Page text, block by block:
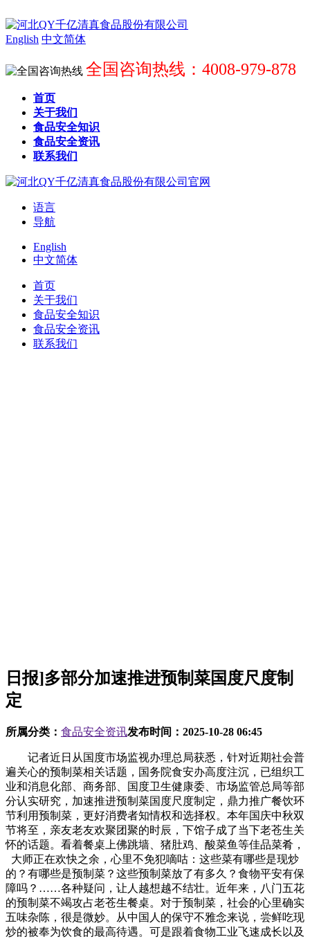
English 中文简体
全国咨询热线：4008-979-878
首页
关于我们
食品安全知识
食品安全资讯
联系我们
语言
导航
English
中文简体
首页
关于我们
食品安全知识
食品安全资讯
联系我们
日报]多部分加速推进预制菜国度尺度制
定
所属分类： 食品安全资讯发布时间： 2025-10-28 06:45
记者近日从国度市场监视办理总局获悉，针对近期社会普
遍关心的预制菜相关话题，国务院食安办高度注沉，已组织工
业和消息化部、商务部、国度卫生健康委、市场监管总局等部
分认实研究，加速推进预制菜国度尺度制定，鼎力推广餐饮环
节利用预制菜，更好消费者知情权和选择权。本年国庆中秋双
节将至，亲友老友欢聚团聚的时辰，下馆子成了当下老苍生关
怀的话题。看着餐桌上佛跳墙、猪肚鸡、酸菜鱼等佳品菜肴，
大师正在欢快之余，心里不免犯嘀咕：这些菜有哪些是现炒
的？有哪些是预制菜？这些预制菜放了有多久？食物平安有保
障吗？……各种疑问，让人越想越不结壮。近年来，八门五花
的预制菜不竭攻占老苍生餐桌。对于预制菜，社会的心里确实
五味杂陈，很是微妙。从中国人的保守不雅念来说，尝鲜吃现
炒的被奉为饮食的最高待遇。可是跟着食物工业飞速成长以及